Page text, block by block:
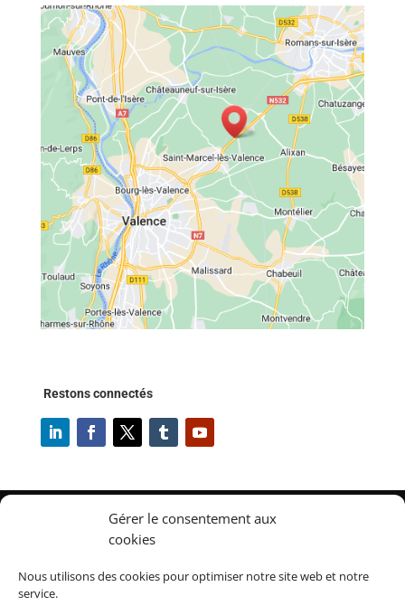
Gérer le consentement aux
cookies
Nous utilisons des cookies pour optimiser notre site web et notre
service.
Restons connectés
✔ Gestion de parc de matériels, outillages et équipements